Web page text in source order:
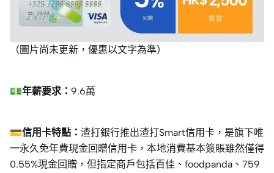
（圖片尚未更新，優惠以文字為準）
💵年薪要求： 9.6萬
💳信用卡特點： 渣打銀行推出渣打Smart信用卡，是旗下唯
一永久免年費現金回贈信用卡，本地消費基本簽賬雖然僅得
0.55%現金回贈，但指定商戶包括百佳、foodpanda、759